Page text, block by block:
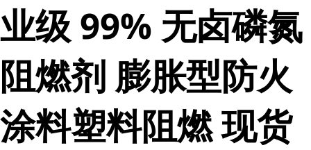
业级 99% 无卤磷氮
阻燃剂 膨胀型防火
涂料塑料阻燃 现货